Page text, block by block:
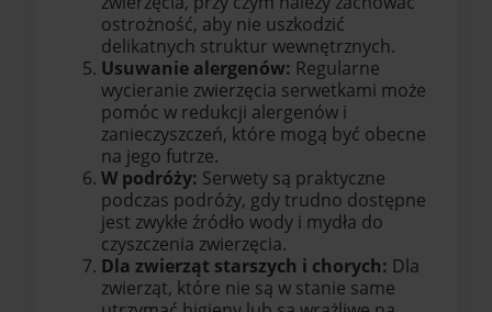
ostrożność, aby nie uszkodzić
delikatnych struktur wewnętrznych.
Usuwanie alergenów: Regularne
wycieranie zwierzęcia serwetkami może
pomóc w redukcji alergenów i
zanieczyszczeń, które mogą być obecne
na jego futrze.
W podróży: Serwety są praktyczne
podczas podróży, gdy trudno dostępne
jest zwykłe źródło wody i mydła do
czyszczenia zwierzęcia.
Dla zwierząt starszych i chorych: Dla
zwierząt, które nie są w stanie same